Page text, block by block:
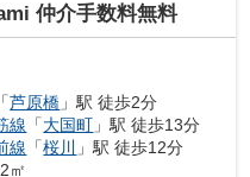
仲介手数料無料
「芦原橋 」駅 徒歩2分
線 「大国町 」駅 徒歩13分
線 「桜川 」駅 徒歩12分
㎡